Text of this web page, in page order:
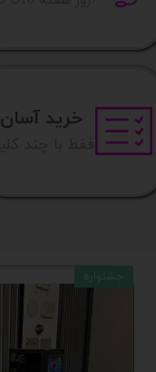
خرید آسان
جشنواره